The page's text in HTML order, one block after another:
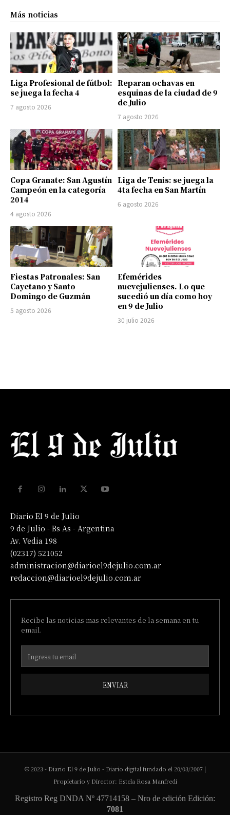
Más noticias
Liga Profesional de fútbol:
se juega la fecha 4
7 agosto 2026
Reparan ochavas en
esquinas de la ciudad de 9
de Julio
7 agosto 2026
Copa Granate: San Agustín
Campeón en la categoría
2014
4 agosto 2026
Liga de Tenis: se juega la
4ta fecha en San Martín
6 agosto 2026
Fiestas Patronales: San
Cayetano y Santo
Domingo de Guzmán
5 agosto 2026
Efemérides
nuevejulienses. Lo que
sucedió un día como hoy
en 9 de Julio
30 julio 2026
Diario El 9 de Julio
9 de Julio - Bs As - Argentina
Av. Vedia 198
(02317) 521052
administracion@diarioel9dejulio.com.ar
redaccion@diarioel9dejulio.com.ar
Recibe las noticias mas relevantes de la semana en tu
email.
ENVIAR
© 2023 - Diario El 9 de Julio - Diario digital fundado el 20/03/2007 |
Propietario y Director: Estela Rosa Manfredi
Registro Reg DNDA Nº 47714158 – Nro de edición Edición:
7081